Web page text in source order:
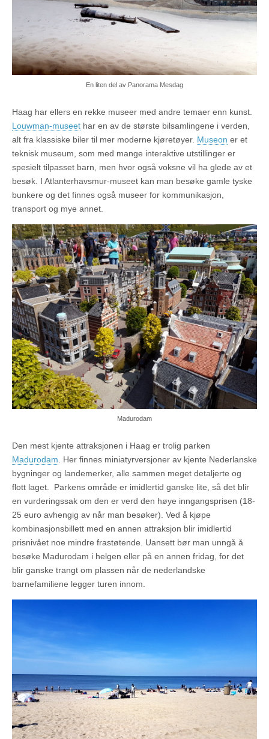
En liten del av Panorama Mesdag
Haag har ellers en rekke museer med andre temaer enn kunst.
Louwman-museet har en av de største bilsamlingene i verden,
alt fra klassiske biler til mer moderne kjøretøyer. Museon er et
teknisk museum, som med mange interaktive utstillinger er
spesielt tilpasset barn, men hvor også voksne vil ha glede av et
besøk. I Atlanterhavsmur-museet kan man besøke gamle tyske
bunkere og det finnes også museer for kommunikasjon,
transport og mye annet.
Madurodam
Den mest kjente attraksjonen i Haag er trolig parken
Madurodam . Her finnes miniatyrversjoner av kjente Nederlanske
bygninger og landemerker, alle sammen meget detaljerte og
flott laget. Parkens område er imidlertid ganske lite, så det blir
en vurderingssak om den er verd den høye inngangsprisen (18-
25 euro avhengig av når man besøker). Ved å kjøpe
kombinasjonsbillett med en annen attraksjon blir imidlertid
prisnivået noe mindre frastøtende. Uansett bør man unngå å
besøke Madurodam i helgen eller på en annen fridag, for det
blir ganske trangt om plassen når de nederlandske
barnefamiliene legger turen innom.